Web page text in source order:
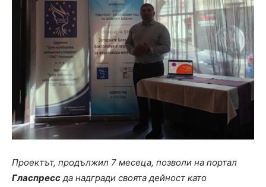
Проектът, продължил 7 месеца, позволи на портал
Гласпрессда надгради своята дейност като